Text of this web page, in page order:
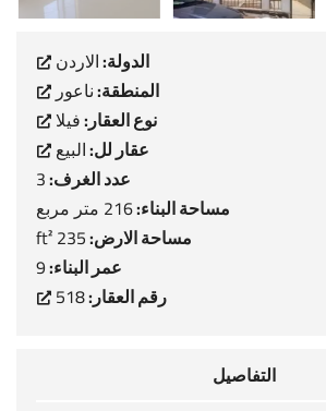
الدولة:الاردن
المنطقة:ناعور
نوع العقار:فيلا
عقار لل:البيع
عدد الغرف:3
مساحة البناء:216 متر مربع
مساحة الارض:235 ft²
عمر البناء:9
رقم العقار:518
التفاصيل